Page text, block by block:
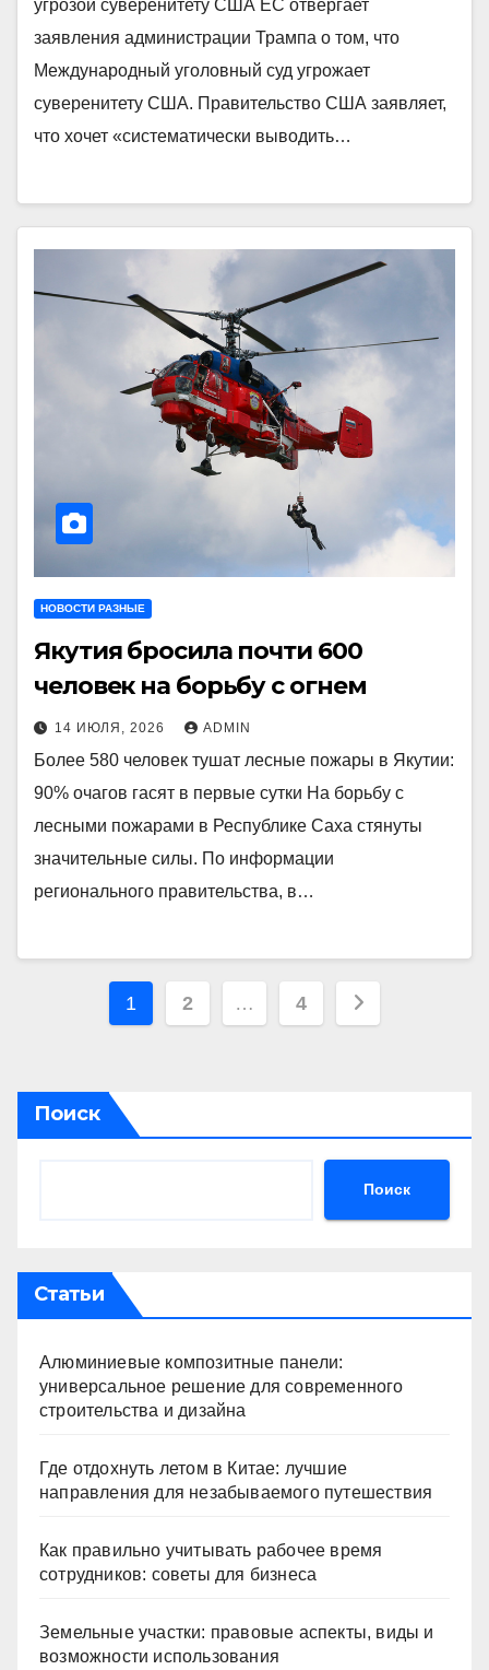
угрозой суверенитету США ЕС отвергает
заявления администрации Трампа о том, что
Международный уголовный суд угрожает
суверенитету США. Правительство США заявляет,
что хочет «систематически выводить…
НОВОСТИ РАЗНЫЕ
Якутия бросила почти 600
человек на борьбу с огнем
14 ИЮЛЯ, 2026 ADMIN
Более 580 человек тушат лесные пожары в Якутии:
90% очагов гасят в первые сутки На борьбу с
лесными пожарами в Республике Саха стянуты
значительные силы. По информации
регионального правительства, в…
Пагинация
1 2 … 4
Поиск
Поиск
Статьи
Алюминиевые композитные панели:
универсальное решение для современного
строительства и дизайна
Где отдохнуть летом в Китае: лучшие
направления для незабываемого путешествия
Как правильно учитывать рабочее время
сотрудников: советы для бизнеса
Земельные участки: правовые аспекты, виды и
возможности использования